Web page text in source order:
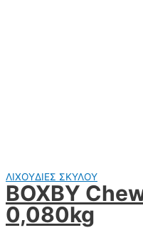
ΛΙΧΟΥΔΙΕΣ ΣΚΥΛΟΥ
BOXBY
0,080kg